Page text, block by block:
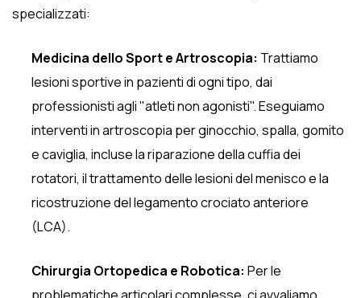
specializzati:
Medicina dello Sport e Artroscopia: Trattiamo
lesioni sportive in pazienti di ogni tipo, dai
professionisti agli "atleti non agonisti". Eseguiamo
interventi in artroscopia per ginocchio, spalla, gomito
e caviglia, incluse la riparazione della cuffia dei
rotatori, il trattamento delle lesioni del menisco e la
ricostruzione del legamento crociato anteriore
(LCA).
Chirurgia Ortopedica e Robotica: Per le